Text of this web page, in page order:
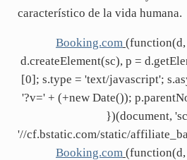
característico de la vida humana.
Booking.com (function(d,
d.createElement(sc), p =
[0]; s.type = 'text/javascript';
'?v=' + (+new Date());
})(document,
'//cf.bstatic.com/static/
Booking.com (function(d,